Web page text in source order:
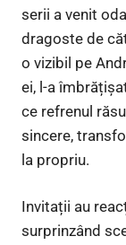
serii a venit
dragoste de
o vizibil pe
ei, l-a
ce refrenul
sincere,
la propriu.
Invitații au
surprinzând